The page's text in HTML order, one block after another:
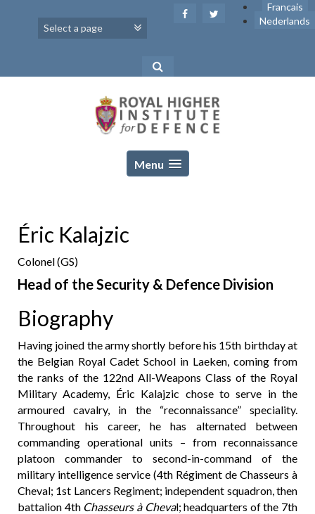
Français
Nederlands
Menu
Éric Kalajzic
Colonel (GS)
Head of the Security & Defence Division
Biography
Having joined the army shortly before his 15th birthday at
the Belgian Royal Cadet School in Laeken, coming from
the ranks of the 122nd All-Weapons Class of the Royal
Military Academy, Éric Kalajzic chose to serve in the
armoured cavalry, in the “reconnaissance” speciality.
Throughout his career, he has alternated between
commanding operational units – from reconnaissance
platoon commander to second-in-command of the
military intelligence service (4th Régiment de Chasseurs à
Cheval; 1st Lancers Regiment; independent squadron, then
battalion 4th Chasseurs à Cheval; headquarters of the 7th